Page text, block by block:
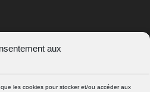
aux
les cookies pour stocker et/ou accéder aux